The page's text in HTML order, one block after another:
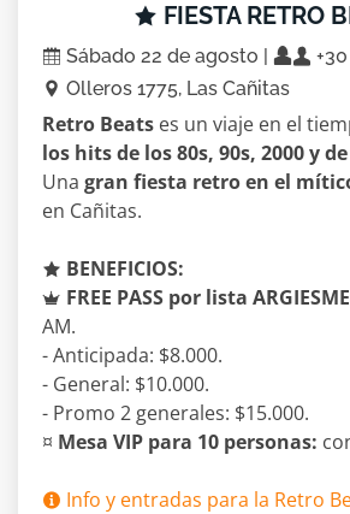
FIESTA RETRO
Sábado 22 de agosto |
+30
Olleros 1775, Las Cañitas
Retro Beats es un viaje en el
los hits de los 80s, 90s, 2000 y
Una gran fiesta retro en el
en Cañitas.
BENEFICIOS:
FREE PASS por lista
AM.
- Anticipada: $8.000.
- General: $10.000.
- Promo 2 generales: $15.000.
¤ Mesa VIP para 10 personas:
Info y entradas para la Retro